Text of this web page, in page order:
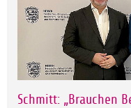
Schmitt: „Brauchen